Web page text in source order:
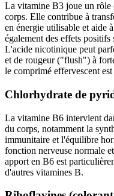
La vitamine B3 joue un rôle
corps. Elle contribue à
en énergie utilisable et aide
également des effets
L'acide nicotinique peut
et de rougeur ("flush") à
le comprimé effervescent
Chlorhydrate de
La vitamine B6 intervient
du corps, notamment la
immunitaire et l'équilibre
fonction nerveuse normale
apport en B6 est
d'autres vitamines B.